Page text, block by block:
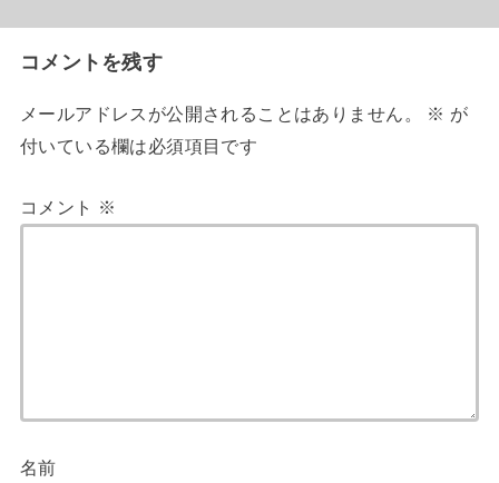
コメントを残す
メールアドレスが公開されることはありません。 ※ が
付いている欄は必須項目です
コメント ※
名前